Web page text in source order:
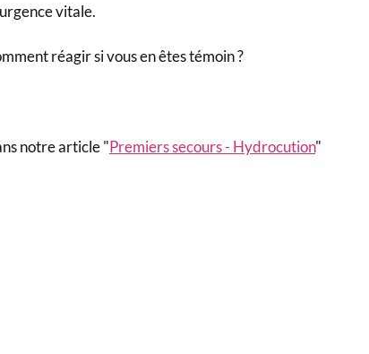
vitale.
réagir si vous en êtes témoin ?
notre article "Premiers secours - Hydrocution"